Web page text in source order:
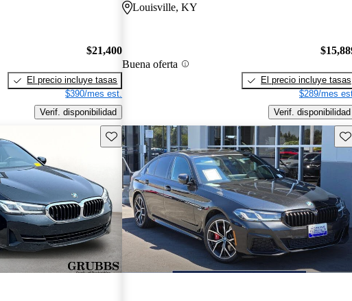
$21,400
El precio incluye tasas
$390/mes est.
Verif. disponibilidad
Louisville, KY
Buena oferta
El precio incluye tasas
$289/mes
Verif. disponibilidad
Guarda este Aviso